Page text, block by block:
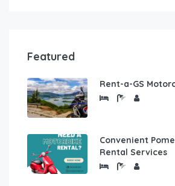
Featured
Rent-a-GS
Convenient
Rental Services